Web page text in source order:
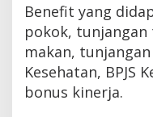
Benefit yang
pokok,
makan, tunjangan
Kesehatan, BPJS
bonus kinerja.